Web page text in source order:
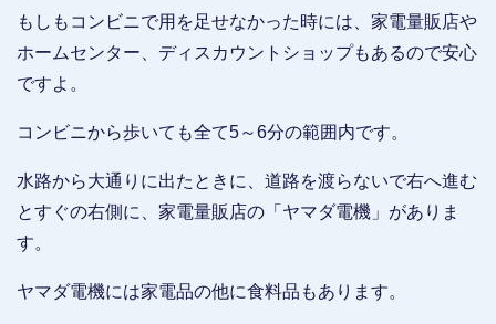
もしもコンビニで用を足せなかった時には、家電量販店や
ホームセンター、ディスカウントショップもあるので安心
ですよ。
コンビニから歩いても全て5～6分の範囲内です。
水路から大通りに出たときに、道路を渡らないで右へ進む
とすぐの右側に、家電量販店の「ヤマダ電機」がありま
す。
ヤマダ電機には家電品の他に食料品もあります。